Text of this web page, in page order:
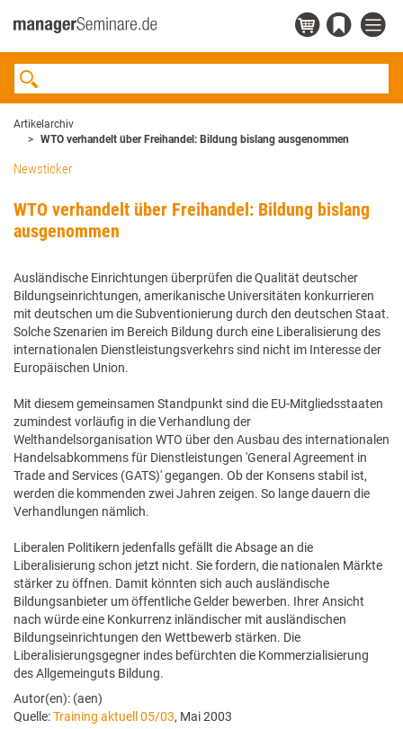
Artikelarchiv
WTO verhandelt über Freihandel: Bildung bislang ausgenommen
Newsticker
WTO verhandelt über Freihandel: Bildung bislang
ausgenommen
Ausländische Einrichtungen überprüfen die Qualität deutscher
Bildungseinrichtungen, amerikanische Universitäten konkurrieren
mit deutschen um die Subventionierung durch den deutschen Staat.
Solche Szenarien im Bereich Bildung durch eine Liberalisierung des
internationalen Dienstleistungsverkehrs sind nicht im Interesse der
Europäischen Union.
Mit diesem gemeinsamen Standpunkt sind die EU-Mitgliedsstaaten
zumindest vorläufig in die Verhandlung der
Welthandelsorganisation WTO über den Ausbau des internationalen
Handelsabkommens für Dienstleistungen 'General Agreement in
Trade and Services (GATS)' gegangen. Ob der Konsens stabil ist,
werden die kommenden zwei Jahren zeigen. So lange dauern die
Verhandlungen nämlich.
Liberalen Politikern jedenfalls gefällt die Absage an die
Liberalisierung schon jetzt nicht. Sie fordern, die nationalen Märkte
stärker zu öffnen. Damit könnten sich auch ausländische
Bildungsanbieter um öffentliche Gelder bewerben. Ihrer Ansicht
nach würde eine Konkurrenz inländischer mit ausländischen
Bildungseinrichtungen den Wettbewerb stärken. Die
Liberalisierungsgegner indes befürchten die Kommerzialisierung
des Allgemeinguts Bildung.
Autor(en): (aen)
Quelle:Training aktuell 05/03, Mai 2003